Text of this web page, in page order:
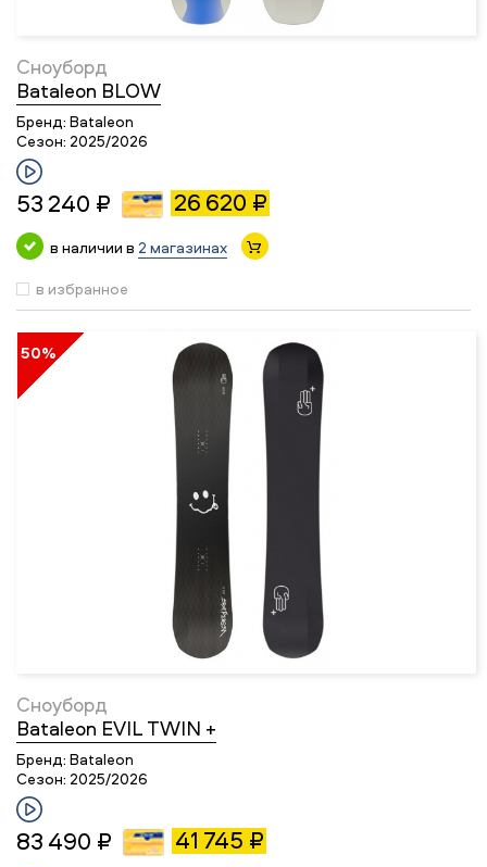
Сноуборд
Bataleon BLOW
Бренд: Bataleon
Сезон: 2025/2026
53 240 ₽ 26 620 ₽
в наличии в 2 магазинах
в избранное
50%
Сноуборд
Bataleon EVIL TWIN +
Бренд: Bataleon
Сезон: 2025/2026
83 490 ₽ 41 745 ₽